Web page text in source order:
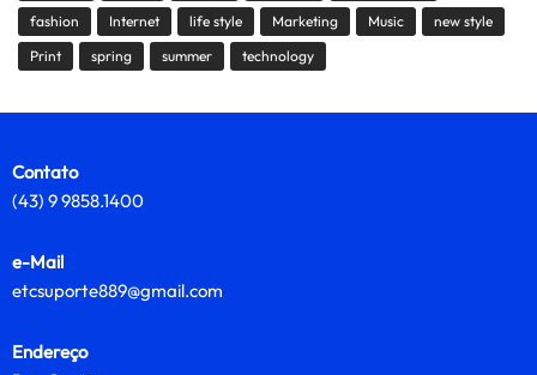
fashion
Internet life style Marketing Music
new style
Print
spring summer technology
Contato
(43) 9 9858.1400
e-Mail
etcsuporte889@gmail.com
Endereço